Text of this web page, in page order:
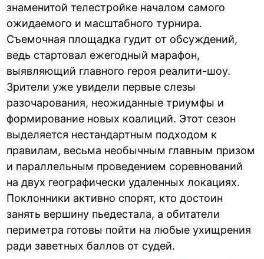
знаменитой телестройке началом самого
ожидаемого и масштабного турнира.
Съемочная площадка гудит от обсуждений,
ведь стартовал ежегодный марафон,
выявляющий главного героя реалити-шоу.
Зрители уже увидели первые слезы
разочарования, неожиданные триумфы и
формирование новых коалиций. Этот сезон
выделяется нестандартным подходом к
правилам, весьма необычным главным призом
и параллельным проведением соревнований
на двух географически удаленных локациях.
Поклонники активно спорят, кто достоин
занять вершину пьедестала, а обитатели
периметра готовы пойти на любые ухищрения
ради заветных баллов от судей.